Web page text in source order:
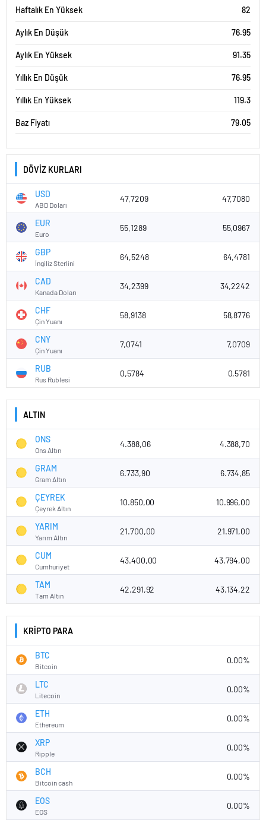
Haftalık En Yüksek 82
Aylık En Düşük 76.95
Aylık En Yüksek 91.35
Yıllık En Düşük 76.95
Yıllık En Yüksek 119.3
Baz Fiyatı 79.05
DÖVİZ KURLARI
USD
ABD Doları
47,7209 47,7080
EUR
Euro
55,1289 55,0967
GBP
İngiliz Sterlini
64,5248 64,4781
CAD
Kanada Doları
34,2399 34,2242
CHF
Çin Yuanı
58,9138 58,8776
CNY
Çin Yuanı
7,0741 7,0709
RUB
Rus Rublesi
0,5784 0,5781
ALTIN
ONS
Ons Altın
4.388,06 4.388,70
GRAM
Gram Altın
6.733,90 6.734,85
ÇEYREK
Çeyrek Altın
10.850,00 10.996,00
YARIM
Yarım Altın
21.700,00 21.971,00
CUM
Cumhuriyet
43.400,00 43.794,00
TAM
Tam Altın
42.291,92 43.134,22
KRİPTO PARA
BTC
Bitcoin
0.00%
LTC
Litecoin
0.00%
ETH
Ethereum
0.00%
XRP
Ripple
0.00%
BCH
Bitcoin cash
0.00%
EOS
EOS
0.00%